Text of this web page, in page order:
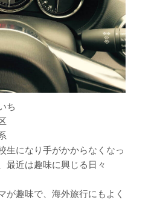
ち
生になり手がかからなくなっ
最近は趣味に興じる日々
が趣味で、海外旅行にもよく